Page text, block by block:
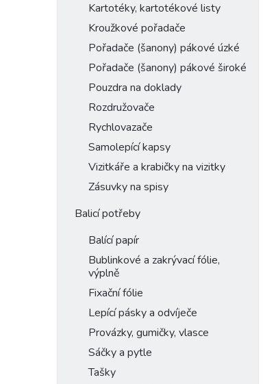
Kartotéky, kartotékové listy
Kroužkové pořadače
Pořadače (šanony) pákové úzké
Pořadače (šanony) pákové široké
Pouzdra na doklady
Rozdružovače
Rychlovazače
Samolepící kapsy
Vizitkáře a krabičky na vizitky
Zásuvky na spisy
Balicí potřeby
Balící papír
Bublinkové a zakrývací fólie,
výplně
Fixační fólie
Lepící pásky a odvíječe
Provázky, gumičky, vlasce
Sáčky a pytle
Tašky